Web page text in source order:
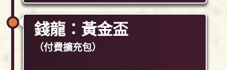
錢龍：黃金盃
（付費擴充包）